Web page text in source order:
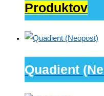
Produktov
Quadient